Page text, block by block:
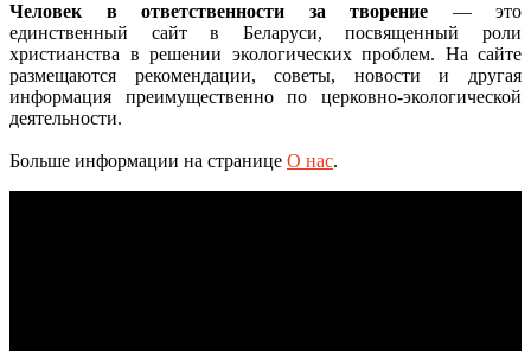
Человек в ответственности за творение — это
единственный сайт в Беларуси, посвященный роли
христианства в решении экологических проблем. На сайте
размещаются рекомендации, советы, новости и другая
информация преимущественно по церковно-экологической
деятельности.
Больше информации на странице О нас.